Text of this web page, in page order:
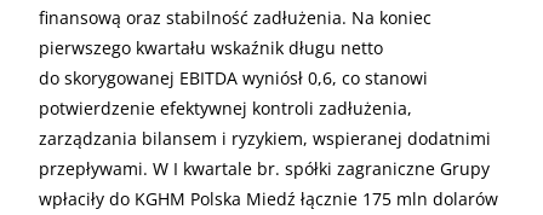
finansową oraz stabilność zadłużenia. Na koniec
pierwszego kwartału wskaźnik długu netto
do skorygowanej EBITDA wyniósł 0,6, co stanowi
potwierdzenie efektywnej kontroli zadłużenia,
zarządzania bilansem i ryzykiem, wspieranej dodatnimi
przepływami. W I kwartale br. spółki zagraniczne Grupy
wpłaciły do KGHM Polska Miedź łącznie 175 mln dolarów